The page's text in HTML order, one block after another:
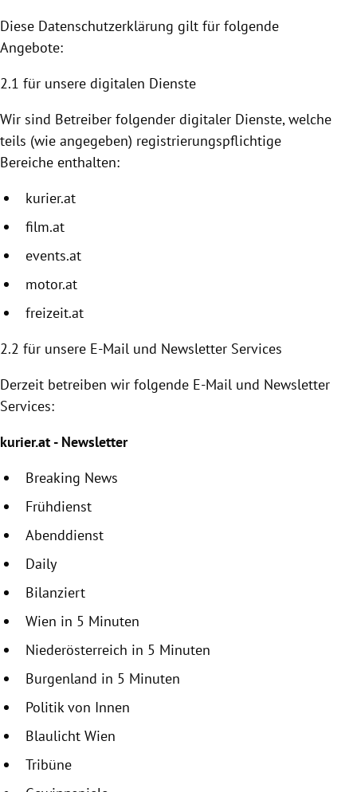
Diese Datenschutzerklärung gilt für folgende
Angebote:
2.1 für unsere digitalen Dienste
Wir sind Betreiber folgender digitaler Dienste, welche
teils (wie angegeben) registrierungspflichtige
Bereiche enthalten:
kurier.at
film.at
events.at
motor.at
freizeit.at
2.2 für unsere E-Mail und Newsletter Services
Derzeit betreiben wir folgende E-Mail und Newsletter
Services:
kurier.at - Newsletter
Breaking News
Frühdienst
Abenddienst
Daily
Bilanziert
Wien in 5 Minuten
Niederösterreich in 5 Minuten
Burgenland in 5 Minuten
Politik von Innen
Blaulicht Wien
Tribüne